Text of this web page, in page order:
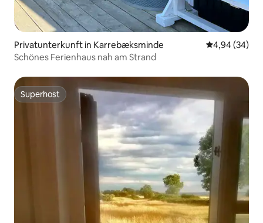
Privatunterkunft in Karrebæksminde
4,94 (34)
Schönes Ferienhaus nah am Strand
Superhost
Superhost